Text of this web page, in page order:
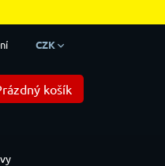
CZK
košík